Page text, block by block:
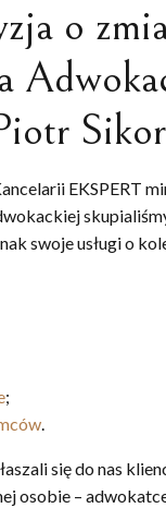
o
EKSPERT
swoje usługi o
;
.
się do nas
osobie –